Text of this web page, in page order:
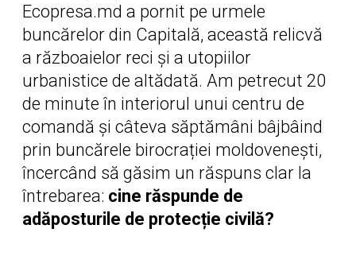
Ecopresa.md a pornit pe urmele
buncărelor din Capitală, această relicvă
a războaielor reci și a utopiilor
urbanistice de altădată. Am petrecut 20
de minute în interiorul unui centru de
comandă și câteva săptămâni bâjbâind
prin buncărele birocrației moldovenești,
încercând să găsim un răspuns clar la
întrebarea: cine răspunde de
adăposturile de protecție civilă?